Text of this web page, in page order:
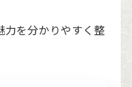
力を分かりやすく整